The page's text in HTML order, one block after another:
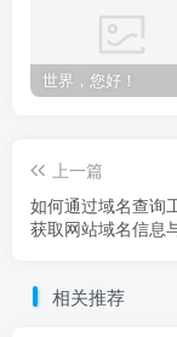
世界，您好！
上一篇
如何通过域名查询
获取网站域名信息
相关推荐